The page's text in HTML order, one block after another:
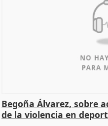
Begoña Álvarez, sobre
de la violencia en